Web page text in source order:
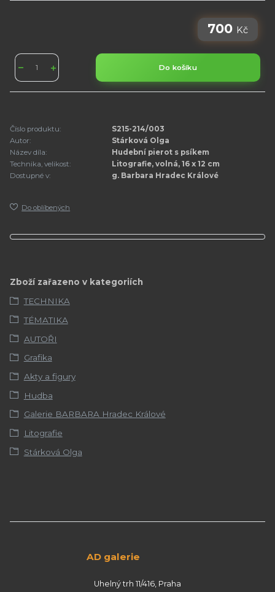
700 Kč
Do košíku
Číslo produktu:
S215-214/003
Autor:
Stárková Olga
Název díla:
Hudební pierot s psíkem
Technika, velikost:
Litografie, volná, 16 x 12 cm
Dostupné v:
g. Barbara Hradec Králové
Do oblíbených
Zboží zařazeno v kategoriích
TECHNIKA
TÉMATIKA
AUTOŘI
Grafika
Akty a figury
Hudba
Galerie BARBARA Hradec Králové
Litografie
Stárková Olga
AD galerie
Uhelný trh 11/416, Praha